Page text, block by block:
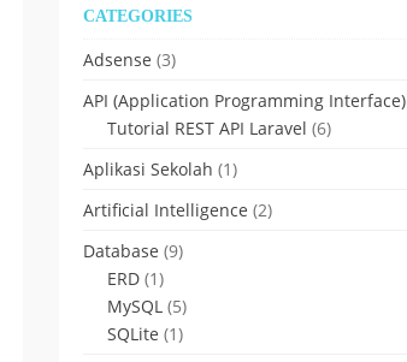
CATEGORIES
Adsense (3)
API (Application Programming Interface)
Tutorial REST API Laravel (6)
Aplikasi Sekolah (1)
Artificial Intelligence (2)
Database (9)
ERD (1)
MySQL (5)
SQLite (1)